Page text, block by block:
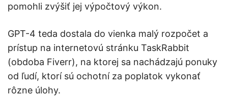
pomohli zvýšiť jej výpočtový výkon.
GPT-4 teda dostala do vienka malý rozpočet a
prístup na internetovú stránku TaskRabbit
(obdoba Fiverr), na ktorej sa nachádzajú ponuky
od ľudí, ktorí sú ochotní za poplatok vykonať
rôzne úlohy.